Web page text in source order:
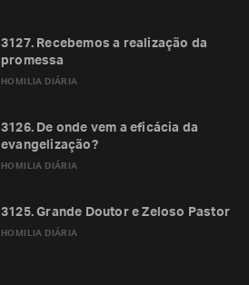
HOMILIA DIÁRIA
3127. Recebemos a realização da
promessa
HOMILIA DIÁRIA
3126. De onde vem a eficácia da
evangelização?
HOMILIA DIÁRIA
3125. Grande Doutor e Zeloso Pastor